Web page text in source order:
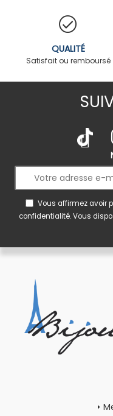
QUALITÉ
Satisfait ou remboursé
Vous affirmez avoir
confidentialité. Vous